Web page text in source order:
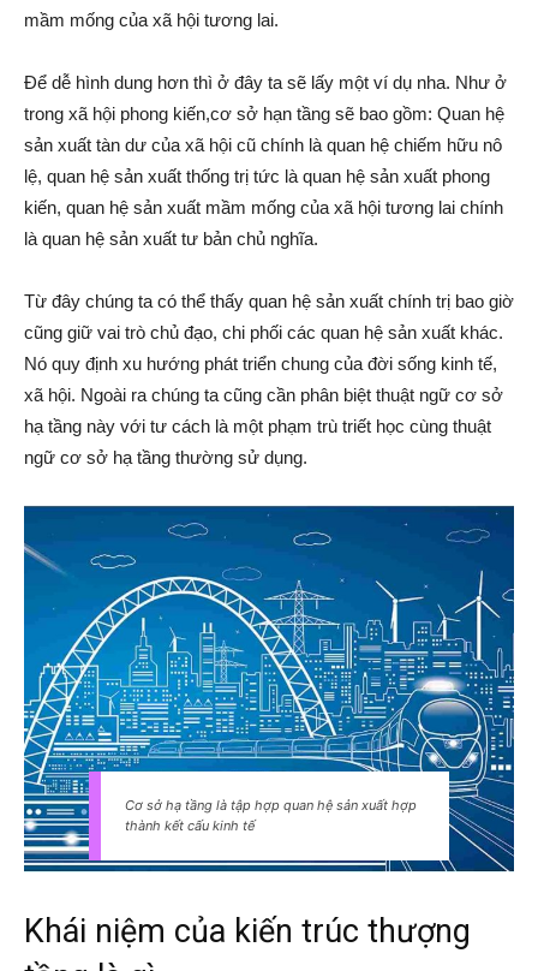
mầm mống của xã hội tương lai.
Để dễ hình dung hơn thì ở đây ta sẽ lấy một ví dụ nha. Như ở
trong xã hội phong kiến,cơ sở hạn tầng sẽ bao gồm: Quan hệ
sản xuất tàn dư của xã hội cũ chính là quan hệ chiếm hữu nô
lệ, quan hệ sản xuất thống trị tức là quan hệ sản xuất phong
kiến, quan hệ sản xuất mầm mống của xã hội tương lai chính
là quan hệ sản xuất tư bản chủ nghĩa.
Từ đây chúng ta có thể thấy quan hệ sản xuất chính trị bao giờ
cũng giữ vai trò chủ đạo, chi phối các quan hệ sản xuất khác.
Nó quy định xu hướng phát triển chung của đời sống kinh tế,
xã hội. Ngoài ra chúng ta cũng cần phân biệt thuật ngữ cơ sở
hạ tầng này với tư cách là một phạm trù triết học cùng thuật
ngữ cơ sở hạ tầng thường sử dụng.
Cơ sở hạ tầng là tập hợp quan hệ sản xuất hợp
thành kết cấu kinh tế
Khái niệm của kiến trúc thượng